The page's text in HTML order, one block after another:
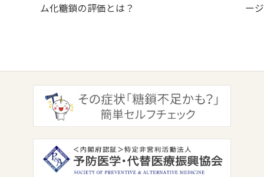
ム化糖鎖の評価とは？
ー